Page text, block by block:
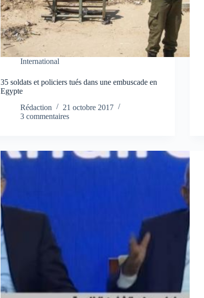
International
35 soldats et policiers tués dans une embuscade en
Egypte
Rédaction
21 octobre 2017
3 commentaires